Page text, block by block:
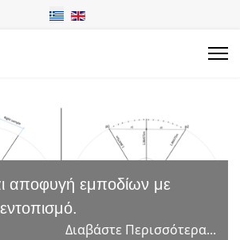
αποφυγή εμποδίων με
Διαβάστε Περισσότερα...